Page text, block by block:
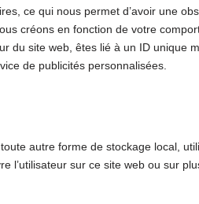
ce qui nous permet d’avoir une
créons en fonction de votre
du site web, êtes lié à un ID unique
de publicités personnalisées.
autre forme de stockage local,
l’utilisateur sur ce site web ou sur